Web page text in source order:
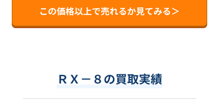
この価格以上で売れるか見てみる＞
ＲＸ－８の買取実績